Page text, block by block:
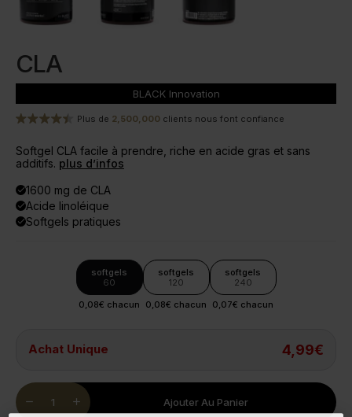
CLA
BLACKInnovation
Plus de 2,500,000 clients nous font confiance
Softgel CLA facile à prendre, riche en acide gras et sans
additifs. plus d’infos
done1600 mg de CLA
doneAcide linoléique
doneSoftgels pratiques
softgels
60
0,08€ chacun
softgels
120
0,08€ chacun
softgels
240
0,07€ chacun
Achat Unique 4,99€
remove
Quantity
add Ajouter Au Panier